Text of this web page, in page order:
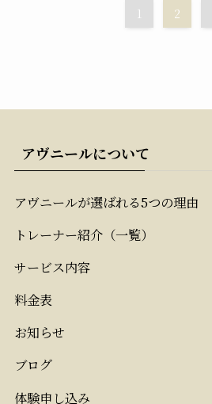
1 2
アヴニールについて
アヴニールが選ばれる5つの理由
トレーナー紹介（一覧）
サービス内容
料金表
お知らせ
ブログ
体験申し込み